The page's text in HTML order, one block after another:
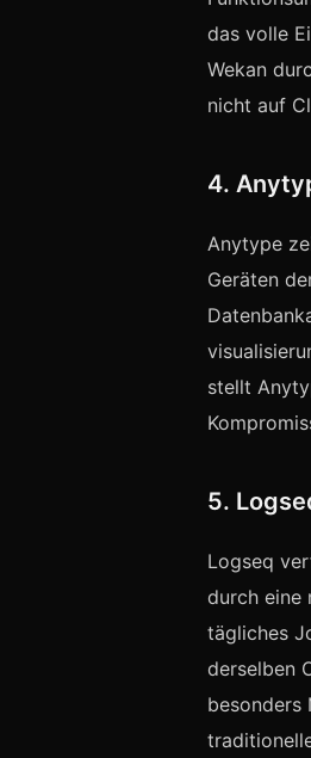
das volle
Wekan
nicht auf
4.
Anytype
Geräten
stellt
5.
Logseq
durch eine
tägliches
derselben
besonders